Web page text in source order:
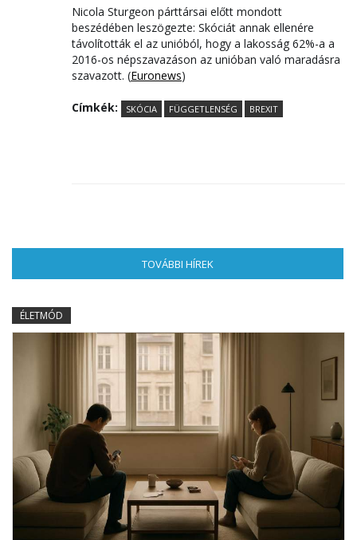
Nicola Sturgeon párttársai előtt mondott
beszédében leszögezte: Skóciát annak ellenére
távolították el az unióból, hogy a lakosság 62%-a a
2016-os népszavazáson az unióban való maradásra
szavazott. (Euronews)
Címkék: SKÓCIA FÜGGETLENSÉG BREXIT
TOVÁBBI HÍREK
ÉLETMÓD